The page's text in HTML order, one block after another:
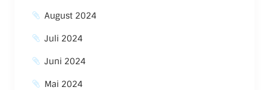
August 2024
Juli 2024
Juni 2024
Mai 2024